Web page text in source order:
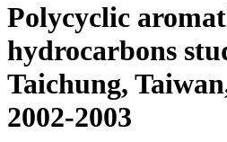
Polycyclic
hydrocarbons
Taichung,
2002-2003